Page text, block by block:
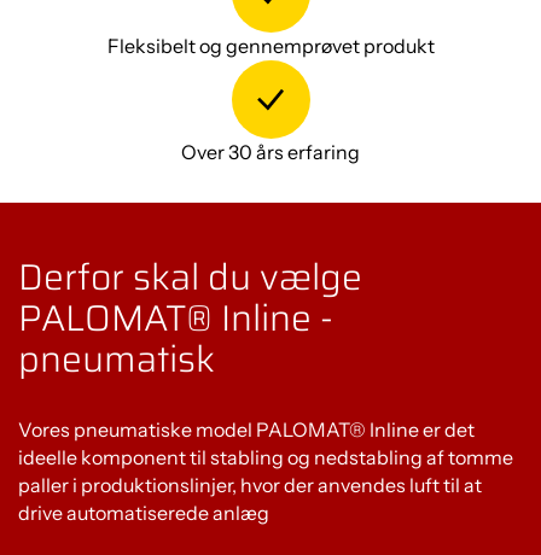
Fleksibelt og gennemprøvet produkt
Over 30 års erfaring
Derfor skal du vælge
PALOMAT® Inline -
pneumatisk
Vores pneumatiske model PALOMAT® Inline er det
ideelle komponent til stabling og nedstabling af tomme
paller i produktionslinjer, hvor der anvendes luft til at
drive automatiserede anlæg